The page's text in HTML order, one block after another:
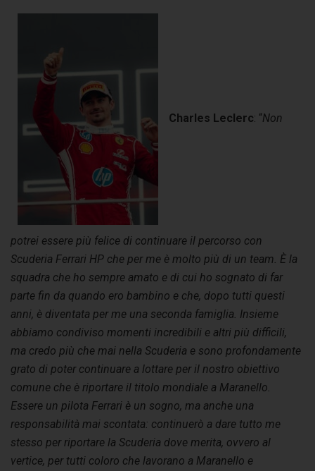
Charles Leclerc: “Non
potrei essere più felice di continuare il percorso con
Scuderia Ferrari HP che per me è molto più di un team. È la
squadra che ho sempre amato e di cui ho sognato di far
parte fin da quando ero bambino e che, dopo tutti questi
anni, è diventata per me una seconda famiglia. Insieme
abbiamo condiviso momenti incredibili e altri più difficili,
ma credo più che mai nella Scuderia e sono profondamente
grato di poter continuare a lottare per il nostro obiettivo
comune che è riportare il titolo mondiale a Maranello.
Essere un pilota Ferrari è un sogno, ma anche una
responsabilità mai scontata: continuerò a dare tutto me
stesso per riportare la Scuderia dove merita, ovvero al
vertice, per tutti coloro che lavorano a Maranello e